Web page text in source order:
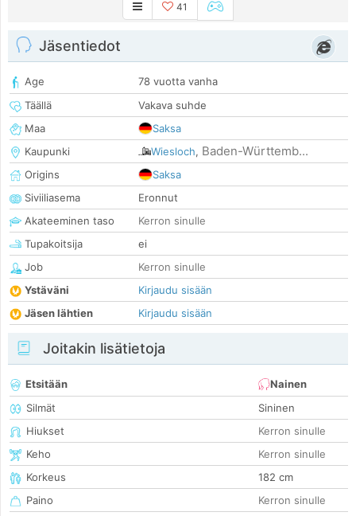
41
Jäsentiedot
Age
78 vuotta vanha
Täällä
Vakava suhde
Maa
Saksa
Kaupunki
Wiesloch, Baden-Württemb...
Origins
Saksa
Siviiliasema
Eronnut
Akateeminen taso
Kerron sinulle
Tupakoitsija
ei
Job
Kerron sinulle
Ystäväni
Kirjaudu sisään
Jäsen lähtien
Kirjaudu sisään
Joitakin lisätietoja
Etsitään
Nainen
Silmät
Sininen
Hiukset
Kerron sinulle
Keho
Kerron sinulle
Korkeus
182 cm
Paino
Kerron sinulle